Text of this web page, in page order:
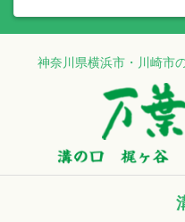
神奈川県横浜市・川崎市